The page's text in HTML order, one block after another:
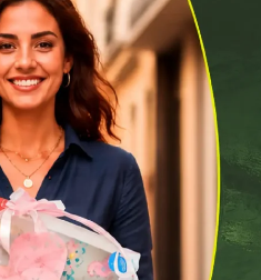
Información adicional